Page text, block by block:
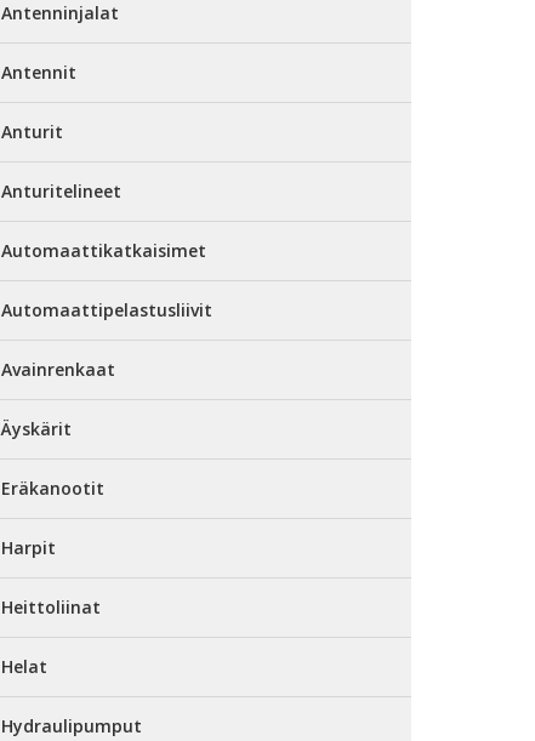
Antenninjalat
Antennit
Anturit
Anturitelineet
Automaattikatkaisimet
Automaattipelastusliivit
Avainrenkaat
Äyskärit
Eräkanootit
Harpit
Heittoliinat
Helat
Hydraulipumput